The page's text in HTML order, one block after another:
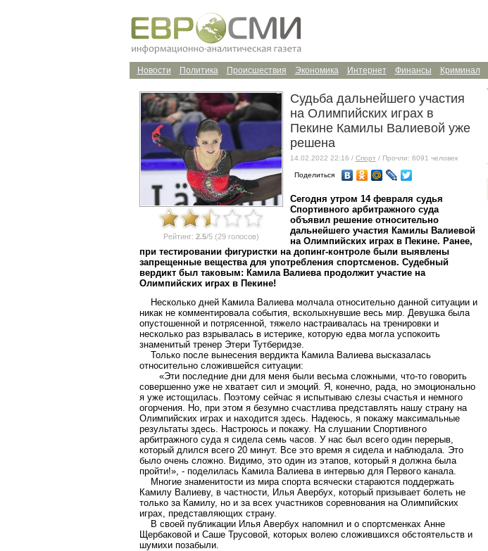
Криминал
Финансы
Интернет
Экономика
Происшествия
Политика
Новости
Рейтинг: 2.5/5 (29 голосов)
Судьба дальнейшего участия
на Олимпийских играх в
Пекине Камилы Валиевой уже
решена
14.02.2022 22:16 / Спорт/ Прочли: 6091 человек
Поделиться
Сегодня утром 14 февраля судья
Спортивного арбитражного суда
объявил решение относительно
дальнейшего участия Камилы Валиевой
на Олимпийских играх в Пекине. Ранее,
при тестировании фигуристки на допинг-контроле были выявлены
запрещенные вещества для употребления спортсменов. Судебный
вердикт был таковым: Камила Валиева продолжит участие на
Олимпийских играх в Пекине!
Несколько дней Камила Валиева молчала относительно данной ситуации и
никак не комментировала события, всколыхнувшие весь мир. Девушка была
опустошенной и потрясенной, тяжело настраивалась на тренировки и
несколько раз взрывалась в истерике, которую едва могла успокоить
знаменитый тренер Этери Тутберидзе.
Только после вынесения вердикта Камила Валиева высказалась
относительно сложившейся ситуации:
«Эти последние дни для меня были весьма сложными, что-то говорить
совершенно уже не хватает сил и эмоций. Я, конечно, рада, но эмоционально
я уже истощилась. Поэтому сейчас я испытываю слезы счастья и немного
огорчения. Но, при этом я безумно счастлива представлять нашу страну на
Олимпийских играх и находится здесь. Надеюсь, я покажу максимальные
результаты здесь. Настроюсь и покажу. На слушании Спортивного
арбитражного суда я сидела семь часов. У нас был всего один перерыв,
который длился всего 20 минут. Все это время я сидела и наблюдала. Это
было очень сложно. Видимо, это один из этапов, который я должна была
пройти!», - поделилась Камила Валиева в интервью для Первого канала.
Многие знаменитости из мира спорта всячески стараются поддержать
Камилу Валиеву, в частности, Илья Авербух, который призывает болеть не
только за Камилу, но и за всех участников соревнования на Олимпийских
играх, представляющих страну.
В своей публикации Илья Авербух напомнил и о спортсменках Анне
Щербаковой и Саше Трусовой, которых волею сложившихся обстоятельств и
шумихи позабыли.